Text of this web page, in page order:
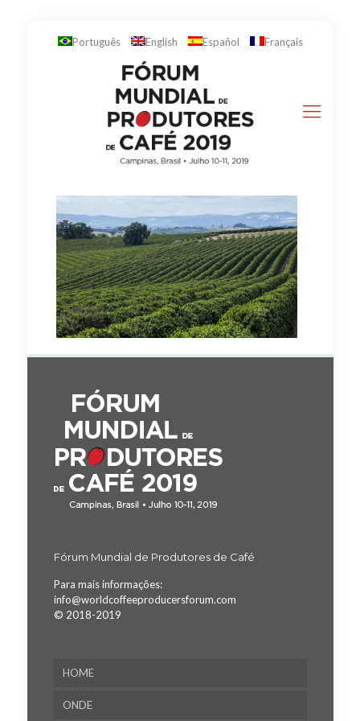
Português English Español Français
Fórum Mundial de Produtores de Café
Para mais informações:
info@worldcoffeeproducersforum.com
© 2018-2019
HOME
ONDE